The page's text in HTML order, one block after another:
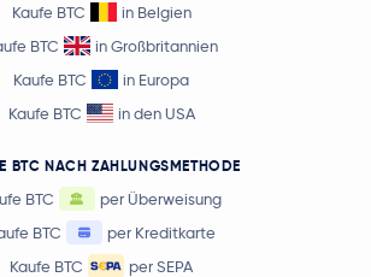
Kaufe BTC
in Belgien
BTC
in Großbritannien
Kaufe BTC
in Europa
Kaufe BTC
in den USA
BTC NACH ZAHLUNGSMETHODE
BTC
per Überweisung
BTC
per Kreditkarte
Kaufe BTC
per SEPA